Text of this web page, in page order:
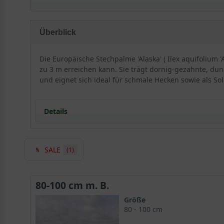
standorttolerant
trockenheitsresistent
undurchdringliche Hecke (sticht)
gut frosthart und windfest
langsamwüchsig
Überblick
Die Europäische Stechpalme 'Alaska' ( Ilex
zu 3 m erreichen kann. Sie trägt dornig-gezahnte,
und eignet sich ideal für schmale Hecken sowie als
Details
Detaillierte Informationen Europäische
eignet sich die Alaska-Stechpalme auch für kleinere
verwendet. Durch die
im Allgemeinen eine sehr standorttolerante und
pflegeleicht, schnittverträglich, frosthart und
SALE (1)
80-100 cm m. B.
Größe
80 - 100 cm